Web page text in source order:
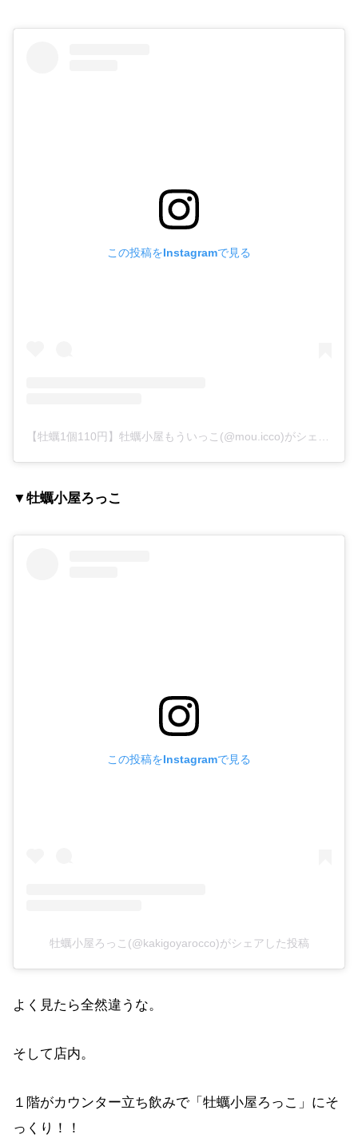
この投稿をInstagramで見る
▼牡蠣小屋ろっこ
この投稿をInstagramで見る
牡蠣小屋ろっこ(@kakigoyarocco)がシェアした投稿
よく見たら全然違うな。
そして店内。
１階がカウンター立ち飲みで「牡蠣小屋ろっこ」にそ
っくり！！